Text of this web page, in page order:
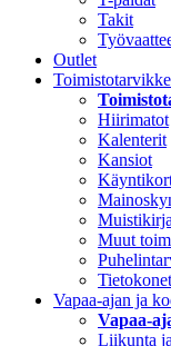
Takit
Outlet
Hiirimatot
Kalenterit
Kansiot
Muut
Vapaa-ajan ja
Vapaa-
Liikunta